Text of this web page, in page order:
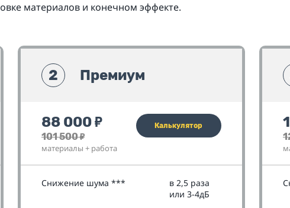
материалов и конечном эффекте.
2 Премиум
88 000₽
101 500₽
материалы + работа
Калькулятор
Снижение шума ***
в 2,5 раза
или 3-4дБ